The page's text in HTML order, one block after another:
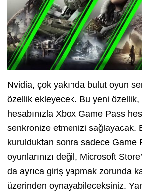
Nvidia, çok yakında bulut oyun
özellik ekleyecek. Bu yeni özellik,
hesabınızla Xbox Game Pass
senkronize etmenizi sağlayacak.
kurulduktan sonra sadece Game
oyunlarınızı değil, Microsoft
da ayrıca giriş yapmak zorunda
üzerinden oynayabileceksiniz.